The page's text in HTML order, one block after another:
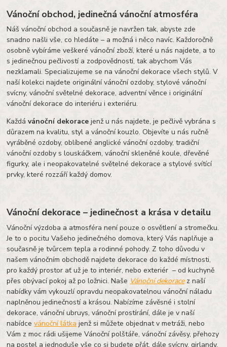
Vánoční obchod, jedinečná vánoční atmosféra
Náš vánoční obchod a současně je navržen tak, abyste zde
snadno našli vše, co hledáte – a možná i něco navíc. Každoročně
osobně vybíráme veškeré vánoční zboží, které u nás najdete, a to
s jedinečnou pečlivostí a zodpovědností, tak abychom Vás
nezklamali. Specializujeme se na vánoční dekorace všech stylů. V
naší kolekci najdete originální vánoční ozdoby, stylové vánoční
svícny, vánoční světelné dekorace, adventní věnce i originální
vánoční dekorace do interiéru i exteriéru.
Každávánoční dekorace jenž u nás najdete, je pečlivě vybrána s
důrazem na kvalitu, styl a vánoční kouzlo. Objevíte u nás ručně
vyráběné ozdoby, oblíbené anglické vánoční ozdoby, tradiční
vánoční ozdoby s louskáčkem, vánoční skleněné koule, dřevěné
figurky, ale i neopakovatelné světelné dekorace a stylové svítící
prvky, které rozzáří každý domov.
Vánoční dekorace – jedinečnost a krása v detailu
Vánoční výzdoba a atmosféra není pouze o osvětlení a stromečku.
Je to o pocitu Vašeho jedinečného domova, který Vás naplňuje a
současně je tvůrcem tepla a rodinné pohody. Z toho důvodu v
našem vánočním obchodě najdete dekorace do každé místnosti,
pro každý prostor ať už je to interiér, nebo exteriér – od kuchyně
přes obývací pokoj až po ložnici. Naše Vánoční dekoracez naší
nabídky vám vykouzlí opravdu neopakovatelnou vánoční náladu
naplněnou jedinečností a krásou. Nabízíme závěsné i stolní
dekorace, vánoční ubruys, vánoční prostírání, dále je v naší
nabídcevánoční látka jenž si můžete objednat v metráži, nebo
Vám z moc rádi ušijeme Vánoční polštáře, vánoční závěsy, přehozy
na postel a jednoduše vše co si budete přát, dále svícny, girlandy,